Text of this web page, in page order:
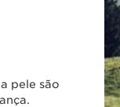
pele são